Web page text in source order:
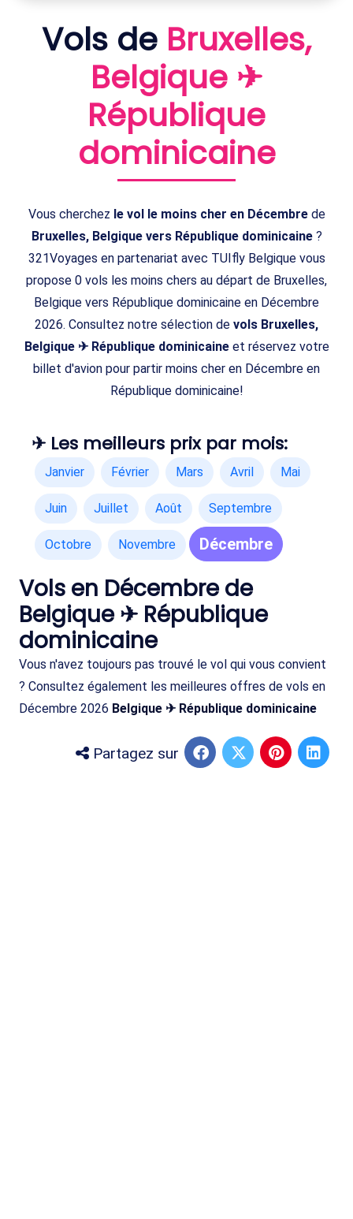
Vols de Bruxelles,
Belgique ✈
République
dominicaine
Vous cherchez le vol le moins cher en Décembrede
Bruxelles, Belgique vers République dominicaine?
321Voyages en partenariat avec TUIfly Belgique vous
propose 0 vols les moins chers au départ de Bruxelles,
Belgique vers République dominicaine en Décembre
2026. Consultez notre sélection de vols Bruxelles,
Belgique ✈ République dominicaineet réservez votre
billet d'avion pour partir moins cher en Décembre en
République dominicaine!
✈ Les meilleurs prix par mois:
Janvier Février Mars Avril Mai
Juin Juillet Août Septembre
Octobre Novembre Décembre
Vols en Décembre de
Belgique ✈ République
dominicaine
Vous n'avez toujours pas trouvé le vol qui vous convient
? Consultez également les meilleures offres de vols en
Décembre 2026 Belgique ✈ République dominicaine
Partagez sur